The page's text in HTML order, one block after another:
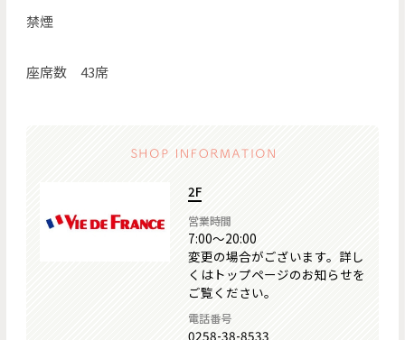
禁煙
座席数 43席
2F
営業時間
7:00～20:00
変更の場合がございます。詳し
くはトップページのお知らせを
ご覧ください。
電話番号
0258-38-8533